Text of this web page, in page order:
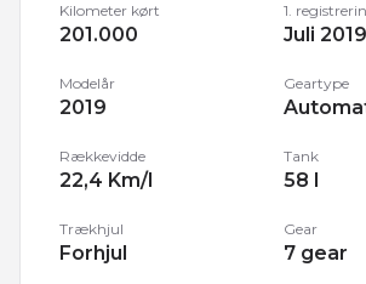
Kilometer kørt
201.000
1.
Juli 2019
Modelår
2019
Geartype
Rækkevidde
22,4 Km/l
Tank
58 l
Trækhjul
Forhjul
Gear
7 gear